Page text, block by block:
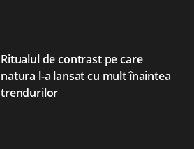
Ritualul de contrast pe care
natura l-a lansat cu mult înaintea
trendurilor